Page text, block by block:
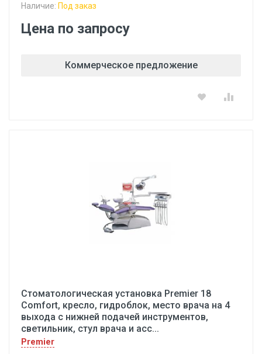
Наличие: Под заказ
Цена по запросу
Коммерческое предложение
Стоматологическая установка Premier 18
Comfort, кресло, гидроблок, место врача на 4
выхода с нижней подачей инструментов,
светильник, стул врача и асс...
Premier